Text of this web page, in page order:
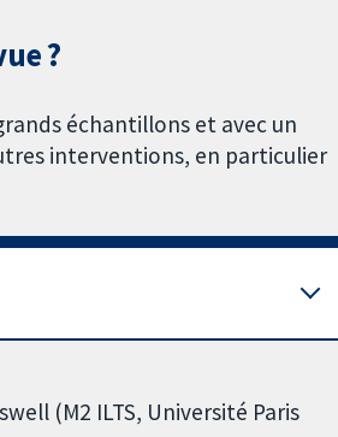
?
échantillons et avec un
interventions, en particulier
(M2 ILTS, Université Paris